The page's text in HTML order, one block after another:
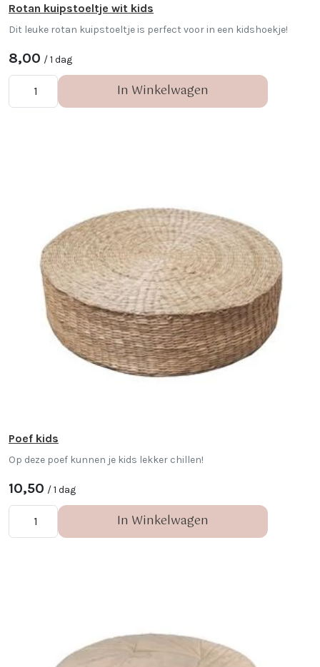
Rotan kuipstoeltje wit kids
Dit leuke rotan kuipstoeltje is perfect voor in een kidshoekje!
8,00 / 1 dag
In Winkelwagen
Poef kids
Op deze poef kunnen je kids lekker chillen!
10,50 / 1 dag
In Winkelwagen